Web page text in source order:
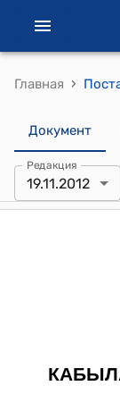
Главная ›
Документ
Редакция
19.11.2012